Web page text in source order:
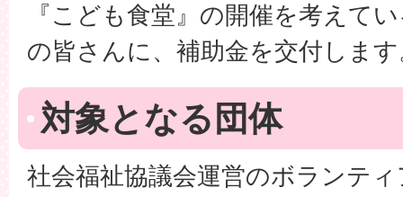
『こども食堂』の開催を考えて
の皆さんに、補助金を交付しま
対象となる団体
社会福祉協議会運営のボランテ